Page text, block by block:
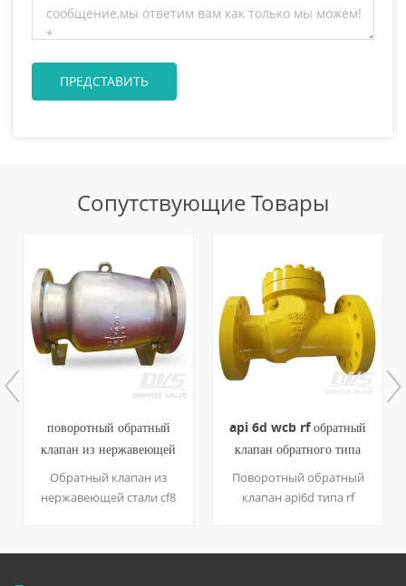
Сопутствующие Товары
поворотный обратный
клапан из нержавеющей
стали 8 дюймов 150 л
Обратный клапан из
нержавеющей стали cf8
фланцевым концом ANSI
api 6d wcb rf обратный
клапан обратного типа
cl600 4 дюйма 6 дюймов
Поворотный обратный
клапан api6d типа rf
полнопористый корпус